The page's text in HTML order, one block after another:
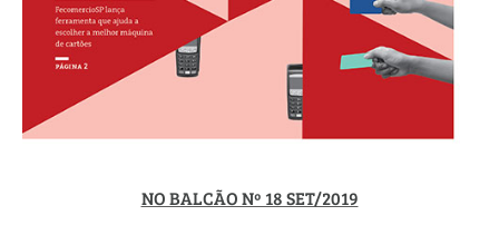
NO BALCÃO Nº 18 SET/2019